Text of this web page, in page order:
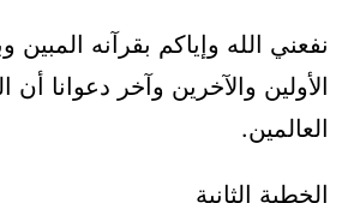
نفعني الله وإياكم بقرآنه
الأولين والآخرين وآخر دعوانا
العالمين.
الخطبة الثانية